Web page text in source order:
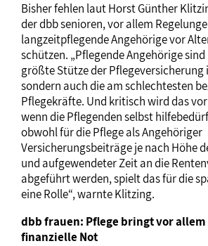
Bisher fehlen laut Horst Günther
der dbb senioren, vor allem
langzeitpflegende Angehörige vor
schützen. „Pflegende Angehörige
größte Stütze der Pflegeversicherung
sondern auch die am schlechtesten
Pflegekräfte. Und kritisch wird das
wenn die Pflegenden selbst
obwohl für die Pflege als Angehöriger
Versicherungsbeiträge je nach Höhe
und aufgewendeter Zeit an die
abgeführt werden, spielt das für die
eine Rolle“, warnte Klitzing.
dbb frauen: Pflege bringt vor allem
finanzielle Not